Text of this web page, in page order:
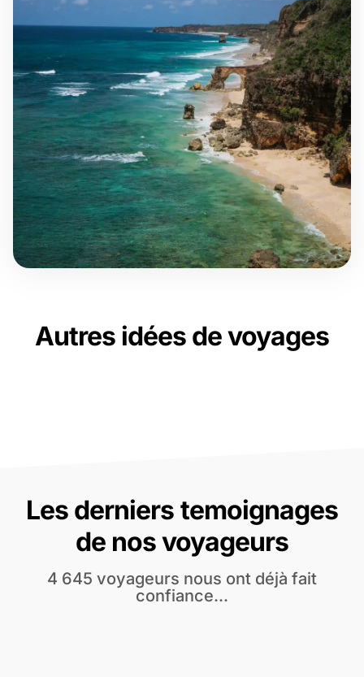
Autres idées de voyages
Les derniers temoignages
de nos voyageurs
4 645 voyageurs nous ont déjà fait
confiance...